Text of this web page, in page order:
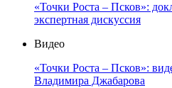
«Точки Роста – Псков»:
экспертная дискуссия
Видео
«Точки Роста – Псков»:
Владимира Джабарова